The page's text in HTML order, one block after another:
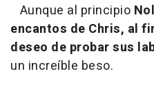
Aunque al principio
encantos de Chris, al
deseo de probar sus
un increíble beso.